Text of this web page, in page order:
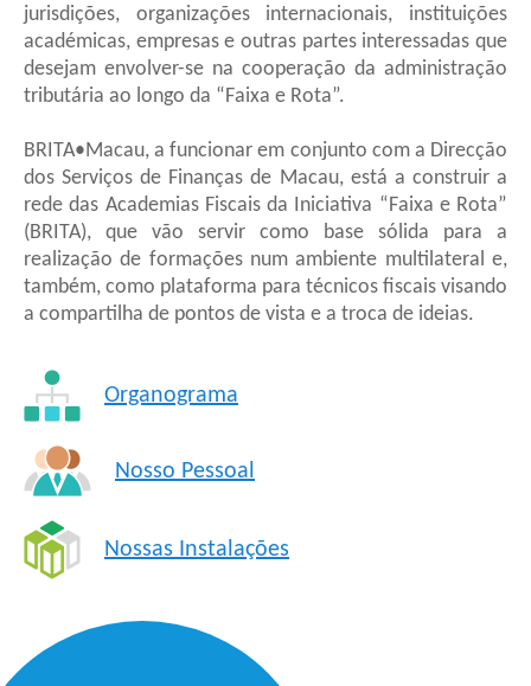
jurisdições, organizações internacionais, instituições
académicas, empresas e outras partes interessadas que
desejam envolver-se na cooperação da administração
tributária ao longo da “Faixa e Rota”.
BRITA•Macau, a funcionar em conjunto com a Direcção
dos Serviços de Finanças de Macau, está a construir a
rede das Academias Fiscais da Iniciativa “Faixa e Rota”
(BRITA), que vão servir como base sólida para a
realização de formações num ambiente multilateral e,
também, como plataforma para técnicos fiscais visando
a compartilha de pontos de vista e a troca de ideias.
Organograma
Nosso Pessoal
Nossas Instalações